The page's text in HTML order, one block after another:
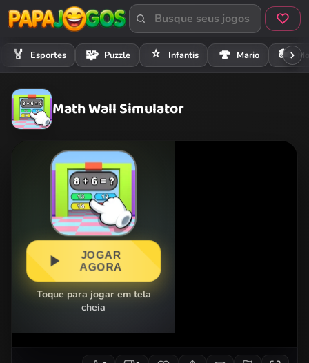
🏅 Esportes 🧩 Puzzle ⭐ Infantis 🍄 Mario 🏍️
Math Wall Simulator
JOGAR
AGORA
Toque para jogar em tela
cheia